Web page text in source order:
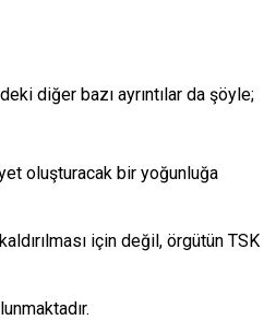
diğer bazı ayrıntılar da şöyle;
oluşturacak bir yoğunluğa
için değil, örgütün TSK